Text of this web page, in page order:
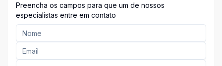
Preencha os campos para que um de nossos
especialistas entre em contato